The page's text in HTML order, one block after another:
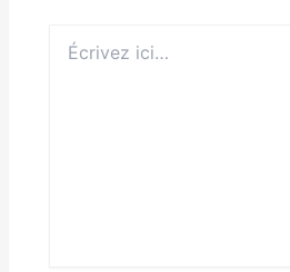
ici…